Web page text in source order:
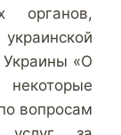
органов,
Украины «О
вопросам